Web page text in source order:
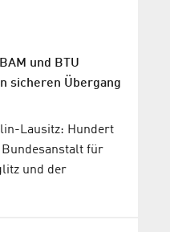
und BTU
sicheren Übergang
Lausitz: Hundert
für
und der